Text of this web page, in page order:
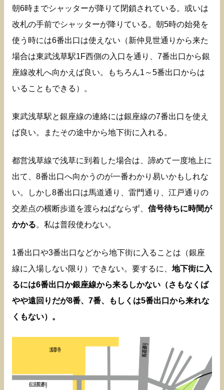
朝6時までシャッターが降りて閉鎖されている。或いは
改札の手前でシャッターが降りている。朝5時の始発を
使う時には6番出口は使えない（新仲見世通りから来た
場合は東武浅草駅1F西側の入口を通り、7番出口から銀
座線改札へ向かえば良い。もちろん1～5番出口からは
いることもできる）。
東武浅草駅と銀座線の連絡には銀座線の7番出口を使え
ば良い。またその途中から地下街に入れる。
都営浅草線で浅草に到着した場合は、諦めて一度地上に
出て、8番出口へ向かうのが一番わかり易いかもしれな
い。しかし8番出口は馬道通り、雷門通り、江戸通りの
交差点の横断歩道を渡らねばならず、 信号待ちに時間が
かかる。私は普段使わない。
1番出口や3番出口などから地下街に入ることは（銀座
線に入場しない限り）できない。要するに、 地下街に入
るには6番出口か銀座線から来るしかない（さもなくば
やや遠回りだが8番、7番、もしくは5番出口から来れな
くもない）。